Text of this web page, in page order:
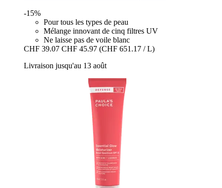
-15%
Pour tous les types de peau
Mélange innovant de cinq filtres UV
Ne laisse pas de voile blanc
CHF 39.07 CHF 45.97 (CHF 651.17 / L)
Livraison jusqu'au 13 août